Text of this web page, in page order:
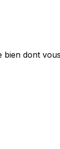
dont